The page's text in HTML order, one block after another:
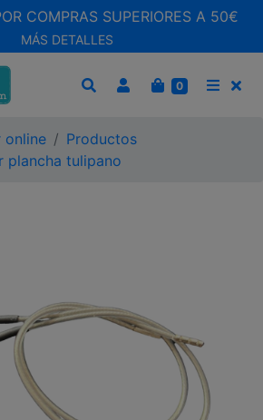
COMPRAS SUPERIORES A 50€
MÁS DETALLES
CARRITO
0
online
Productos
plancha tulipano